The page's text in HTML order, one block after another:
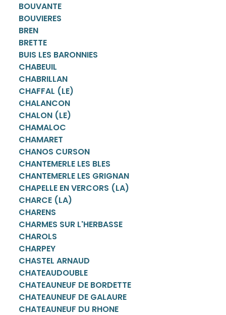
BOUVANTE
BOUVIERES
BREN
BRETTE
BUIS LES BARONNIES
CHABEUIL
CHABRILLAN
CHAFFAL (LE)
CHALANCON
CHALON (LE)
CHAMALOC
CHAMARET
CHANOS CURSON
CHANTEMERLE LES BLES
CHANTEMERLE LES GRIGNAN
CHAPELLE EN VERCORS (LA)
CHARCE (LA)
CHARENS
CHARMES SUR L'HERBASSE
CHAROLS
CHARPEY
CHASTEL ARNAUD
CHATEAUDOUBLE
CHATEAUNEUF DE BORDETTE
CHATEAUNEUF DE GALAURE
CHATEAUNEUF DU RHONE